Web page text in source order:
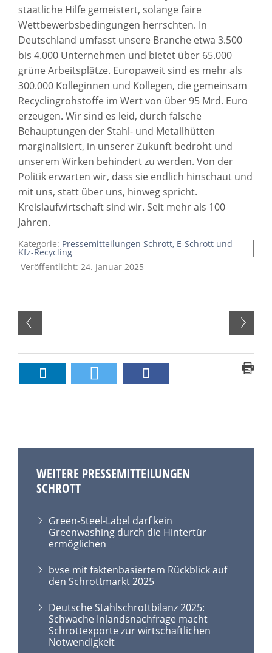
staatliche Hilfe gemeistert, solange faire
Wettbewerbsbedingungen herrschten. In
Deutschland umfasst unsere Branche etwa 3.500
bis 4.000 Unternehmen und bietet über 65.000
grüne Arbeitsplätze. Europaweit sind es mehr als
300.000 Kolleginnen und Kollegen, die gemeinsam
Recyclingrohstoffe im Wert von über 95 Mrd. Euro
erzeugen. Wir sind es leid, durch falsche
Behauptungen der Stahl- und Metallhütten
marginalisiert, in unserer Zukunft bedroht und
unserem Wirken behindert zu werden. Von der
Politik erwarten wir, dass sie endlich hinschaut und
mit uns, statt über uns, hinweg spricht.
Kreislaufwirtschaft sind wir. Seit mehr als 100
Jahren.
Kategorie: Pressemitteilungen Schrott, E-Schrott und
Kfz-Recycling
Veröffentlicht: 24. Januar 2025
WEITERE PRESSEMITTEILUNGEN
SCHROTT
Green-Steel-Label darf kein
Greenwashing durch die Hintertür
ermöglichen
bvse mit faktenbasiertem Rückblick auf
den Schrottmarkt 2025
Deutsche Stahlschrottbilanz 2025:
Schwache Inlandsnachfrage macht
Schrottexporte zur wirtschaftlichen
Notwendigkeit